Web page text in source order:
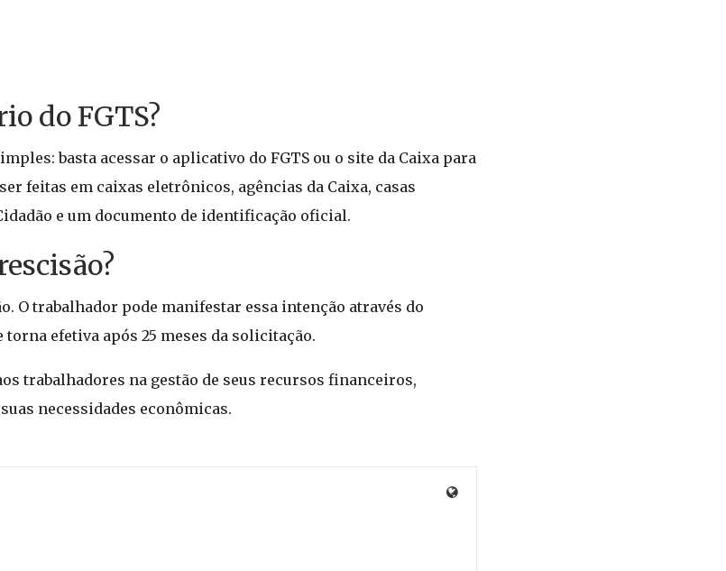
do FGTS?
basta acessar o aplicativo do FGTS ou o site da Caixa para
feitas em caixas eletrônicos, agências da Caixa, casas
e um documento de identificação oficial.
O trabalhador pode manifestar essa intenção através do
efetiva após 25 meses da solicitação.
trabalhadores na gestão de seus recursos financeiros,
necessidades econômicas.